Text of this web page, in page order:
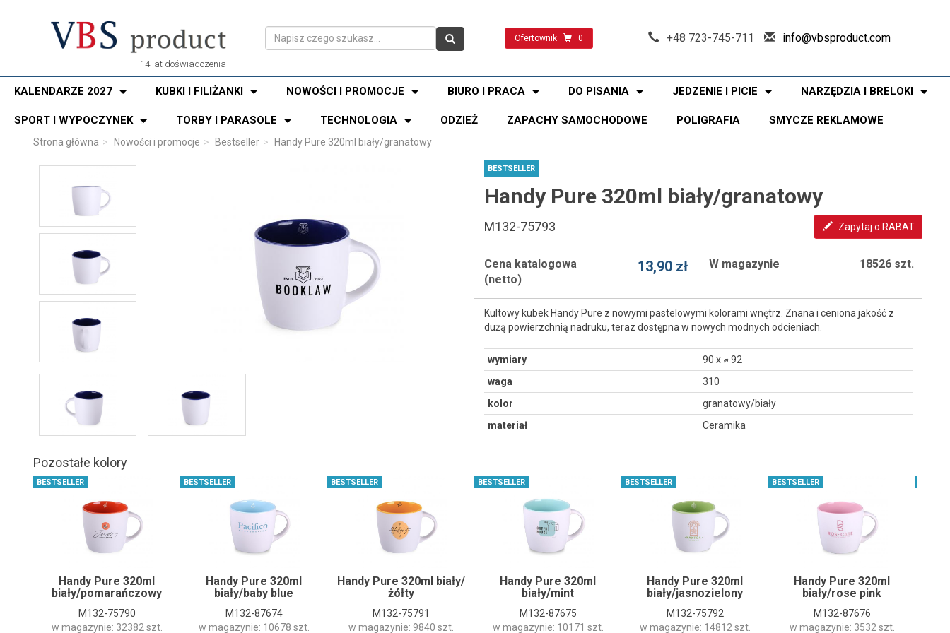
14 lat doświadczenia
Ofertownik 0 +48 723-745-711 info@vbsproduct.com
KALENDARZE 2027 KUBKI I FILIŻANKI NOWOŚCI I PROMOCJE BIURO I PRACA DO PISANIA JEDZENIE I PICIE NARZĘDZIA I BRELOKI
SPORT I WYPOCZYNEK TORBY I PARASOLE TECHNOLOGIA ODZIEŻ ZAPACHY SAMOCHODOWE POLIGRAFIA SMYCZE REKLAMOWE
Strona główna Nowości i promocje Bestseller Handy Pure 320ml biały/granatowy
BESTSELLER
Handy Pure 320ml biały/granatowy
M132-75793 Zapytaj o RABAT
Cena katalogowa
(netto)
13,90 zł W magazynie 18526 szt.
Kultowy kubek Handy Pure z nowymi pastelowymi kolorami wnętrz. Znana i ceniona jakość z
dużą powierzchnią nadruku, teraz dostępna w nowych modnych odcieniach.
wymiary
90 x ⌀ 92
waga
310
kolor
granatowy/biały
materiał
Ceramika
Pozostałe kolory
BESTSELLER
Handy Pure 320ml
biały/pomarańczowy
M132-75790
w magazynie: 32382 szt.
BESTSELLER
Handy Pure 320ml
biały/baby blue
M132-87674
w magazynie: 10678 szt.
BESTSELLER
Handy Pure 320ml biały/
żółty
M132-75791
w magazynie: 9840 szt.
BESTSELLER
Handy Pure 320ml
biały/mint
M132-87675
w magazynie: 10171 szt.
BESTSELLER
Handy Pure 320ml
biały/jasnozielony
M132-75792
w magazynie: 14812 szt.
BESTSELLER
Handy Pure 320ml
biały/rose pink
M132-87676
w magazynie: 3532 szt.